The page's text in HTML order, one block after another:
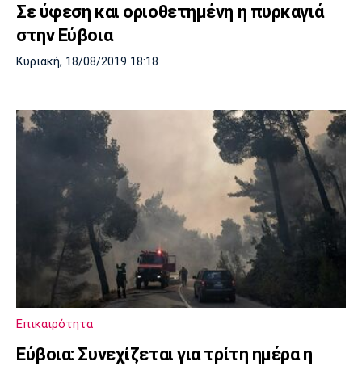
Σε ύφεση και οριοθετημένη η πυρκαγιά
στην Εύβοια
Κυριακή, 18/08/2019 18:18
Επικαιρότητα
Εύβοια: Συνεχίζεται για τρίτη ημέρα η